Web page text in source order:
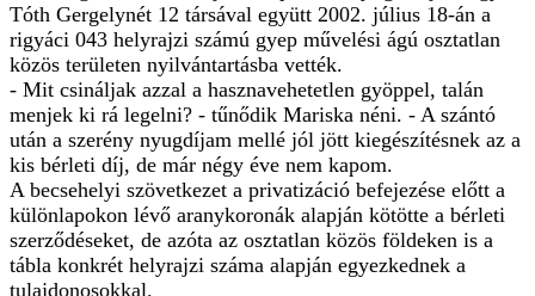
Tóth Gergelynét 12 társával együtt 2002. július 18-án a
rigyáci 043 helyrajzi számú gyep művelési ágú osztatlan
közös területen nyilvántartásba vették.
- Mit csináljak azzal a hasznavehetetlen gyöppel, talán
menjek ki rá legelni? - tűnődik Mariska néni. - A szántó
után a szerény nyugdíjam mellé jól jött kiegészítésnek az a
kis bérleti díj, de már négy éve nem kapom.
A becsehelyi szövetkezet a privatizáció befejezése előtt a
különlapokon lévő aranykoronák alapján kötötte a bérleti
szerződéseket, de azóta az osztatlan közös földeken is a
tábla konkrét helyrajzi száma alapján egyezkednek a
tulajdonosokkal.